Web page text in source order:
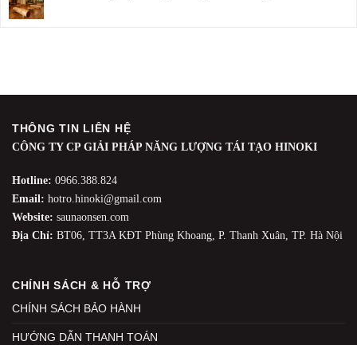
THÔNG TIN LIÊN HỆ
CÔNG TY CP GIẢI PHÁP NĂNG LƯỢNG TÁI TẠO HINOKI
Hotline: 0966.388.824
Email: hotro.hinoki@gmail.com
Website: saunaonsen.com
Địa Chỉ: BT06, TT3A KĐT Phùng Khoang, P. Thanh Xuân, TP. Hà Nội
CHÍNH SÁCH & HỖ TRỢ
CHÍNH SÁCH BẢO HÀNH
HƯỚNG DẪN THANH TOÁN